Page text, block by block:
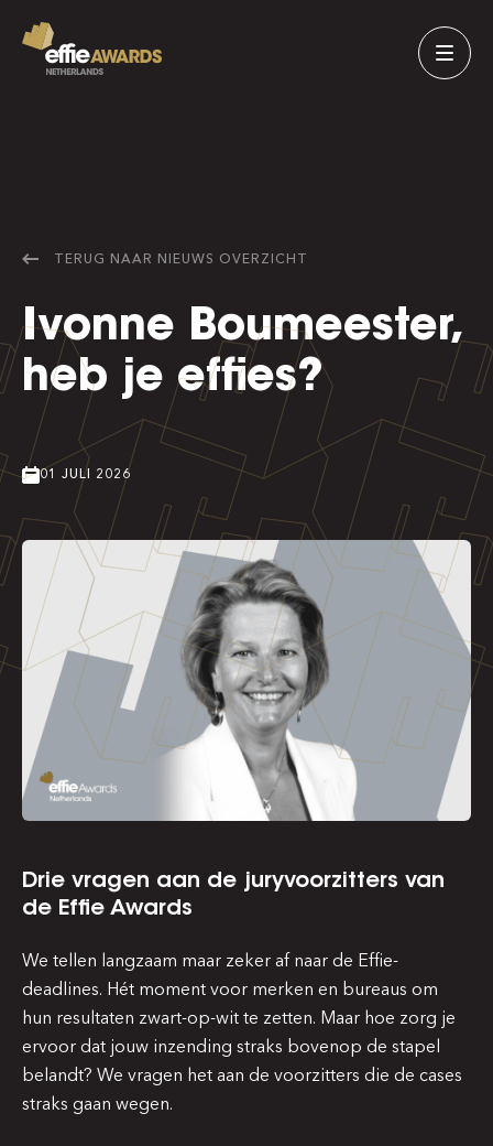
TERUG NAAR NIEUWS OVERZICHT
Ivonne Boumeester,
heb je effies?
01 JULI 2026
Drie vragen aan de juryvoorzitters van
de Effie Awards
We tellen langzaam maar zeker af naar de Effie-
deadlines. Hét moment voor merken en bureaus om
hun resultaten zwart-op-wit te zetten. Maar hoe zorg je
ervoor dat jouw inzending straks bovenop de stapel
belandt? We vragen het aan de voorzitters die de cases
straks gaan wegen.